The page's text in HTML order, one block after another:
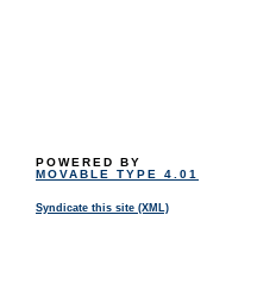
POWERED BY
MOVABLE TYPE 4.01
Syndicate this site (XML)